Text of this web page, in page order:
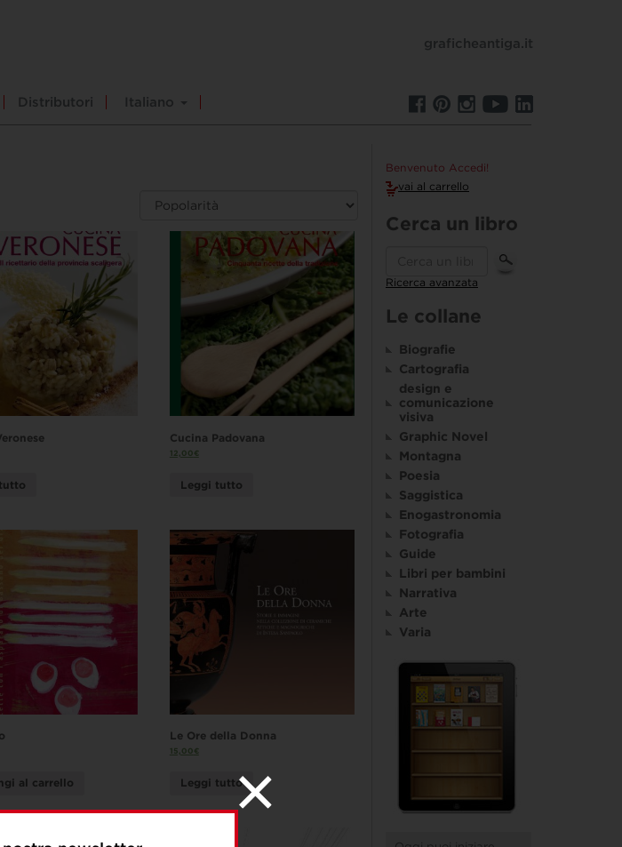
Distributori Italiano
graficheantiga.it
Cucina Padovana
12,00€
Leggi tutto
al carrello
Le Ore della Donna
15,00€
Leggi tutto
Benvenuto Accedi!
vai al carrello
Cerca un libro
Ricerca avanzata
Le collane
Biografie
Cartografia
design e
comunicazione
visiva
Graphic Novel
Montagna
Poesia
Saggistica
Enogastronomia
Fotografia
Guide
Libri per bambini
Narrativa
Arte
Varia